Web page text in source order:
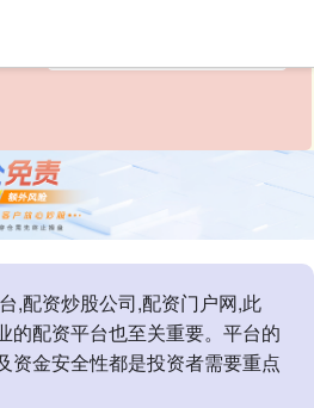
,配资炒股公司,配资门户网,此
的配资平台也至关重要。平台的
资金安全性都是投资者需要重点